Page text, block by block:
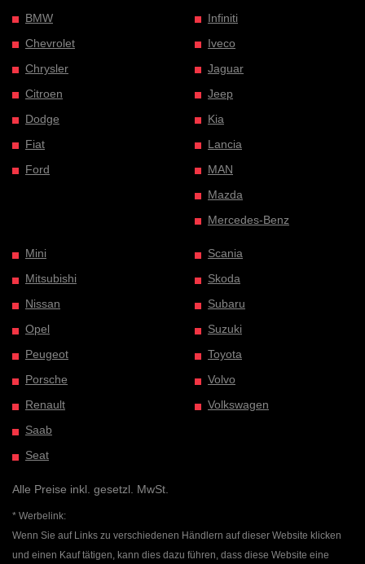
BMW
Chevrolet
Chrysler
Citroen
Dodge
Fiat
Ford
Infiniti
Iveco
Jaguar
Jeep
Kia
Lancia
MAN
Mazda
Mercedes-Benz
Mini
Mitsubishi
Nissan
Opel
Peugeot
Porsche
Renault
Saab
Seat
Scania
Skoda
Subaru
Suzuki
Toyota
Volvo
Volkswagen
Alle Preise inkl. gesetzl. MwSt.
* Werbelink:
Wenn Sie auf Links zu verschiedenen Händlern auf dieser Website klicken
und einen Kauf tätigen, kann dies dazu führen, dass diese Website eine